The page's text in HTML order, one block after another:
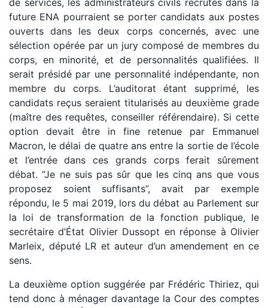
future ENA pourraient se porter candidats aux postes
ouverts dans les deux corps concernés, avec une
sélection opérée par un jury composé de membres du
corps, en minorité, et de personnalités qualifiées. Il
serait présidé par une personnalité indépendante, non
membre du corps. L’auditorat étant supprimé, les
candidats reçus seraient titularisés au deuxième grade
(maître des requêtes, conseiller référendaire). Si cette
option devait être in fine retenue par Emmanuel
Macron, le délai de quatre ans entre la sortie de l’école
et l’entrée dans ces grands corps ferait sûrement
débat. “Je ne suis pas sûr que les cinq ans que vous
proposez soient suffisants”, avait par exemple
répondu, le 5 mai 2019, lors du débat au Parlement sur
la loi de transformation de la fonction publique, le
secrétaire d’État Olivier Dussopt en réponse à Olivier
Marleix, député LR et auteur d’un amendement en ce
sens.
La deuxième option suggérée par Frédéric Thiriez, qui
tend donc à ménager davantage la Cour des comptes